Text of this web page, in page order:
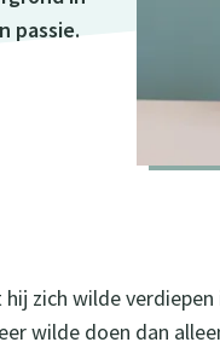
passie.
zich wilde verdiepen
wilde doen dan